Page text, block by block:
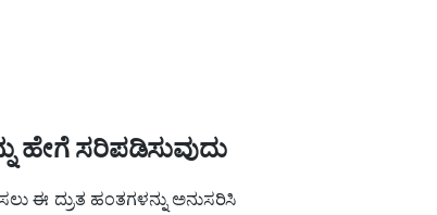
ಹೇಗೆ ಸರಿಪಡಿಸುವುದು
ಈ ದ್ರುತ ಹಂತಗಳನ್ನು ಅನುಸರಿಸಿ